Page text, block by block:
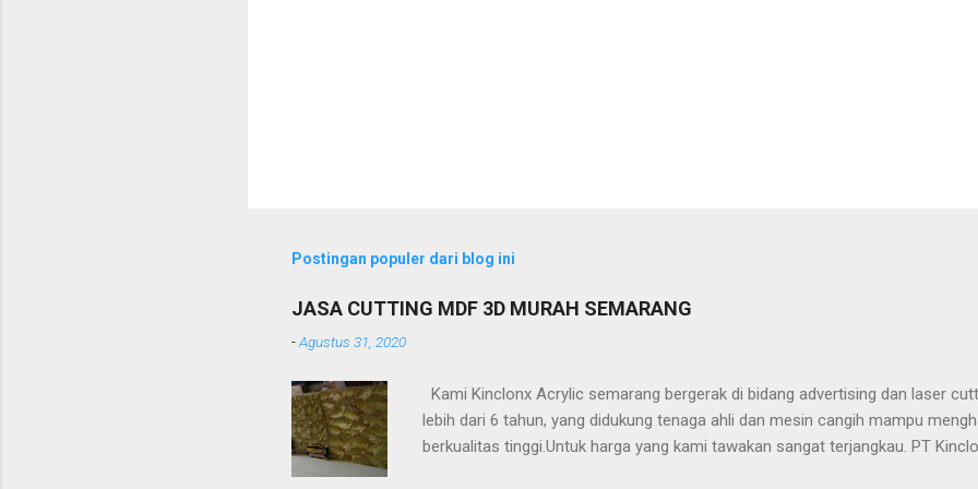
Postingan populer dari blog ini
JASA CUTTING MDF 3D MURAH SEMARANG
-Agustus 31, 2020
Kami Kinclonx Acrylic semarang bergerak di bidang advertising dan laser
lebih dari 6 tahun, yang didukung tenaga ahli dan mesin cangih mampu
berkualitas tinggi.Untuk harga yang kami tawakan sangat terjangkau. PT